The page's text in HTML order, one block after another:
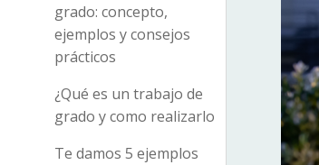
grado: concepto,
ejemplos y consejos
prácticos
¿Qué es un trabajo de
grado y como realizarlo
Te damos 5 ejemplos